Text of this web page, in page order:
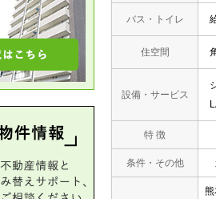
バス・トイレ
住空間
設備・サービス
特 徴
条件・その他